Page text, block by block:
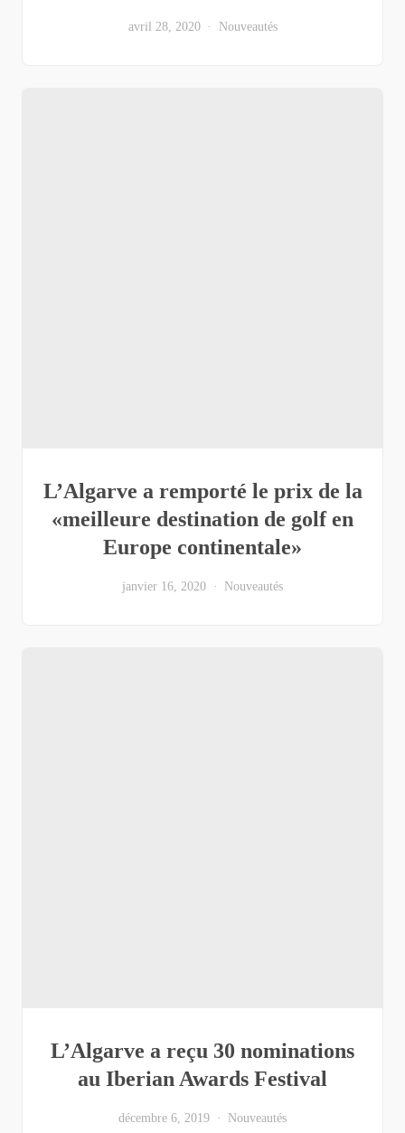
avril 28, 2020 Nouveautés
L’Algarve a remporté le prix de la
«meilleure destination de golf en
Europe continentale»
janvier 16, 2020 Nouveautés
L’Algarve a reçu 30 nominations
au Iberian Awards Festival
décembre 6, 2019 Nouveautés